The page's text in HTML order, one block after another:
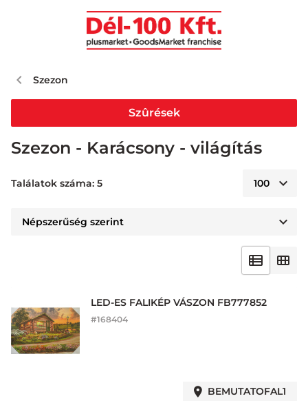
Szezon
Szezon - Karácsony - világítás
Találatok száma: 5
LED-ES FALIKÉP VÁSZON FB777852
#168404
BEMUTATOFAL1
Szûrések